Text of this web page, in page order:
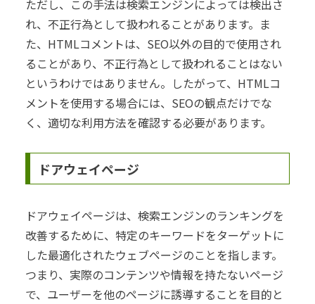
ただし、この手法は検索エンジンによっては検出さ
れ、不正行為として扱われることがあります。ま
た、HTMLコメントは、SEO以外の目的で使用され
ることがあり、不正行為として扱われることはない
というわけではありません。したがって、HTMLコ
メントを使用する場合には、SEOの観点だけでな
く、適切な利用方法を確認する必要があります。
ドアウェイページ
ドアウェイページは、検索エンジンのランキングを
改善するために、特定のキーワードをターゲットに
した最適化されたウェブページのことを指します。
つまり、実際のコンテンツや情報を持たないページ
で、ユーザーを他のページに誘導することを目的と